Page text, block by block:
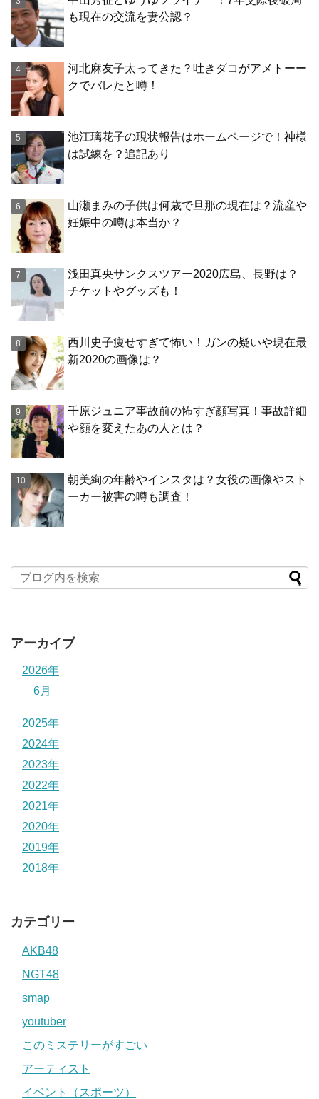
も現在の交流を妻公認？
河北麻友子太ってきた？吐きダコがアメトーー
クでバレたと噂！
池江璃花子の現状報告はホームページで！神様
は試練を？追記あり
山瀬まみの子供は何歳で旦那の現在は？流産や
妊娠中の噂は本当か？
浅田真央サンクスツアー2020広島、長野は？
チケットやグッズも！
西川史子痩せすぎて怖い！ガンの疑いや現在最
新2020の画像は？
千原ジュニア事故前の怖すぎ顔写真！事故詳細
や顔を変えたあの人とは？
朝美絢の年齢やインスタは？女役の画像やスト
ーカー被害の噂も調査！
アーカイブ
2026年
6月
2025年
2024年
2023年
2022年
2021年
2020年
2019年
2018年
カテゴリー
AKB48
NGT48
smap
youtuber
このミステリーがすごい
アーティスト
イベント（スポーツ）